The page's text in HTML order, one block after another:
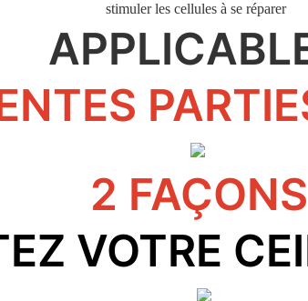
2 FAÇONS
VOTRE